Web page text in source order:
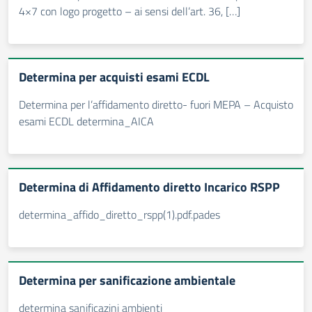
4×7 con logo progetto – ai sensi dell’art. 36, […]
Determina per acquisti esami ECDL
Determina per l’affidamento diretto- fuori MEPA – Acquisto
esami ECDL determina_AICA
Determina di Affidamento diretto Incarico RSPP
determina_affido_diretto_rspp(1).pdf.pades
Determina per sanificazione ambientale
determina sanificazini ambienti